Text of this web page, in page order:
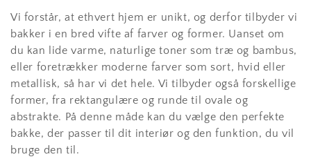
Vi forstår, at ethvert hjem er unikt, og derfor tilbyder vi
bakker i en bred vifte af farver og former. Uanset om
du kan lide varme, naturlige toner som træ og bambus,
eller foretrækker moderne farver som sort, hvid eller
metallisk, så har vi det hele. Vi tilbyder også forskellige
former, fra rektangulære og runde til ovale og
abstrakte. På denne måde kan du vælge den perfekte
bakke, der passer til dit interiør og den funktion, du vil
bruge den til.